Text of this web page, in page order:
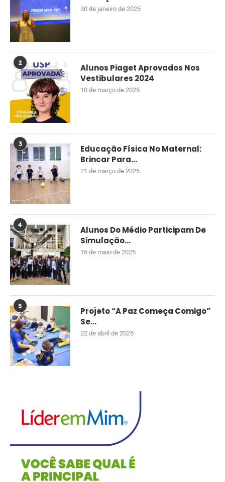
30 de janeiro de 2025
2
Alunos Piaget Aprovados Nos
Vestibulares 2024
10 de março de 2025
3
Educação Física No Maternal:
Brincar Para...
21 de março de 2025
4
Alunos Do Médio Participam De
Simulação...
16 de maio de 2025
5
Projeto “A Paz Começa Comigo”
Se...
22 de abril de 2025